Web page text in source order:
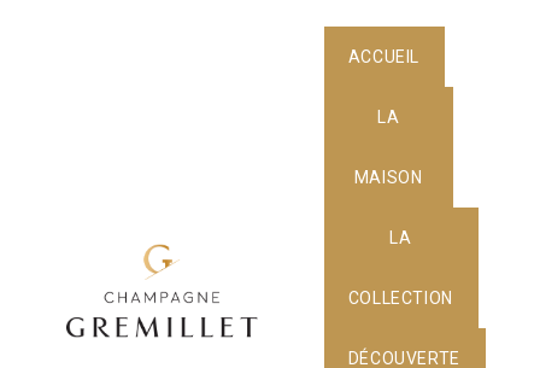
ACCUEIL
LA
MAISON
LA
COLLECTION
DÉCOUVERTE